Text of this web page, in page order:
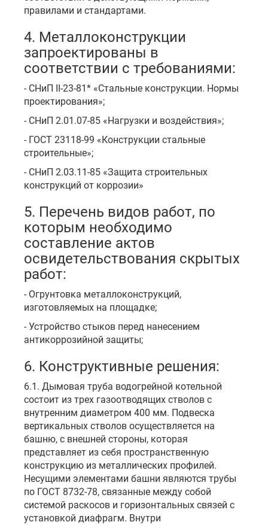
правилами и стандартами.
4. Металлоконструкции
запроектированы в
соответствии с требованиями:
- СНиП II-23-81* «Стальные конструкции. Нормы
проектирования»;
- СНиП 2.01.07-85 «Нагрузки и воздействия»;
- ГОСТ 23118-99 «Конструкции стальные
строительные»;
- СНиП 2.03.11-85 «Защита строительных
конструкций от коррозии»
5. Перечень видов работ, по
которым необходимо
составление актов
освидетельствования скрытых
работ:
- Огрунтовка металлоконструкций,
изготовляемых на площадке;
- Устройство стыков перед нанесением
антикоррозийной защиты;
6. Конструктивные решения:
6.1. Дымовая труба водогрейной котельной
состоит из трех газоотводящих стволов с
внутренним диаметром 400 мм. Подвеска
вертикальных стволов осуществляется на
башню, с внешней стороны, которая
представляет из себя пространственную
конструкцию из металлических профилей.
Несущими элементами башни являются трубы
по ГОСТ 8732-78, связанные между собой
системой раскосов и горизонтальных связей с
установкой диафрагм. Внутри